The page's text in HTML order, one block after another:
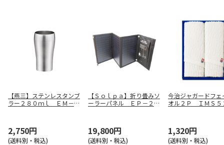
【燕三】ステンレスタンブ
ラー２８０ｍｌ ＥＭ－０
2,750円
(送料別・税込)
【Ｓｏｌｐａ】折り畳みソ
ーラーパネル ＥＰ－２１
19,800円
(送料別・税込)
今治ジャガードフェ
オル２Ｐ ＩＭＳ５
1,320円
(送料別・税込)